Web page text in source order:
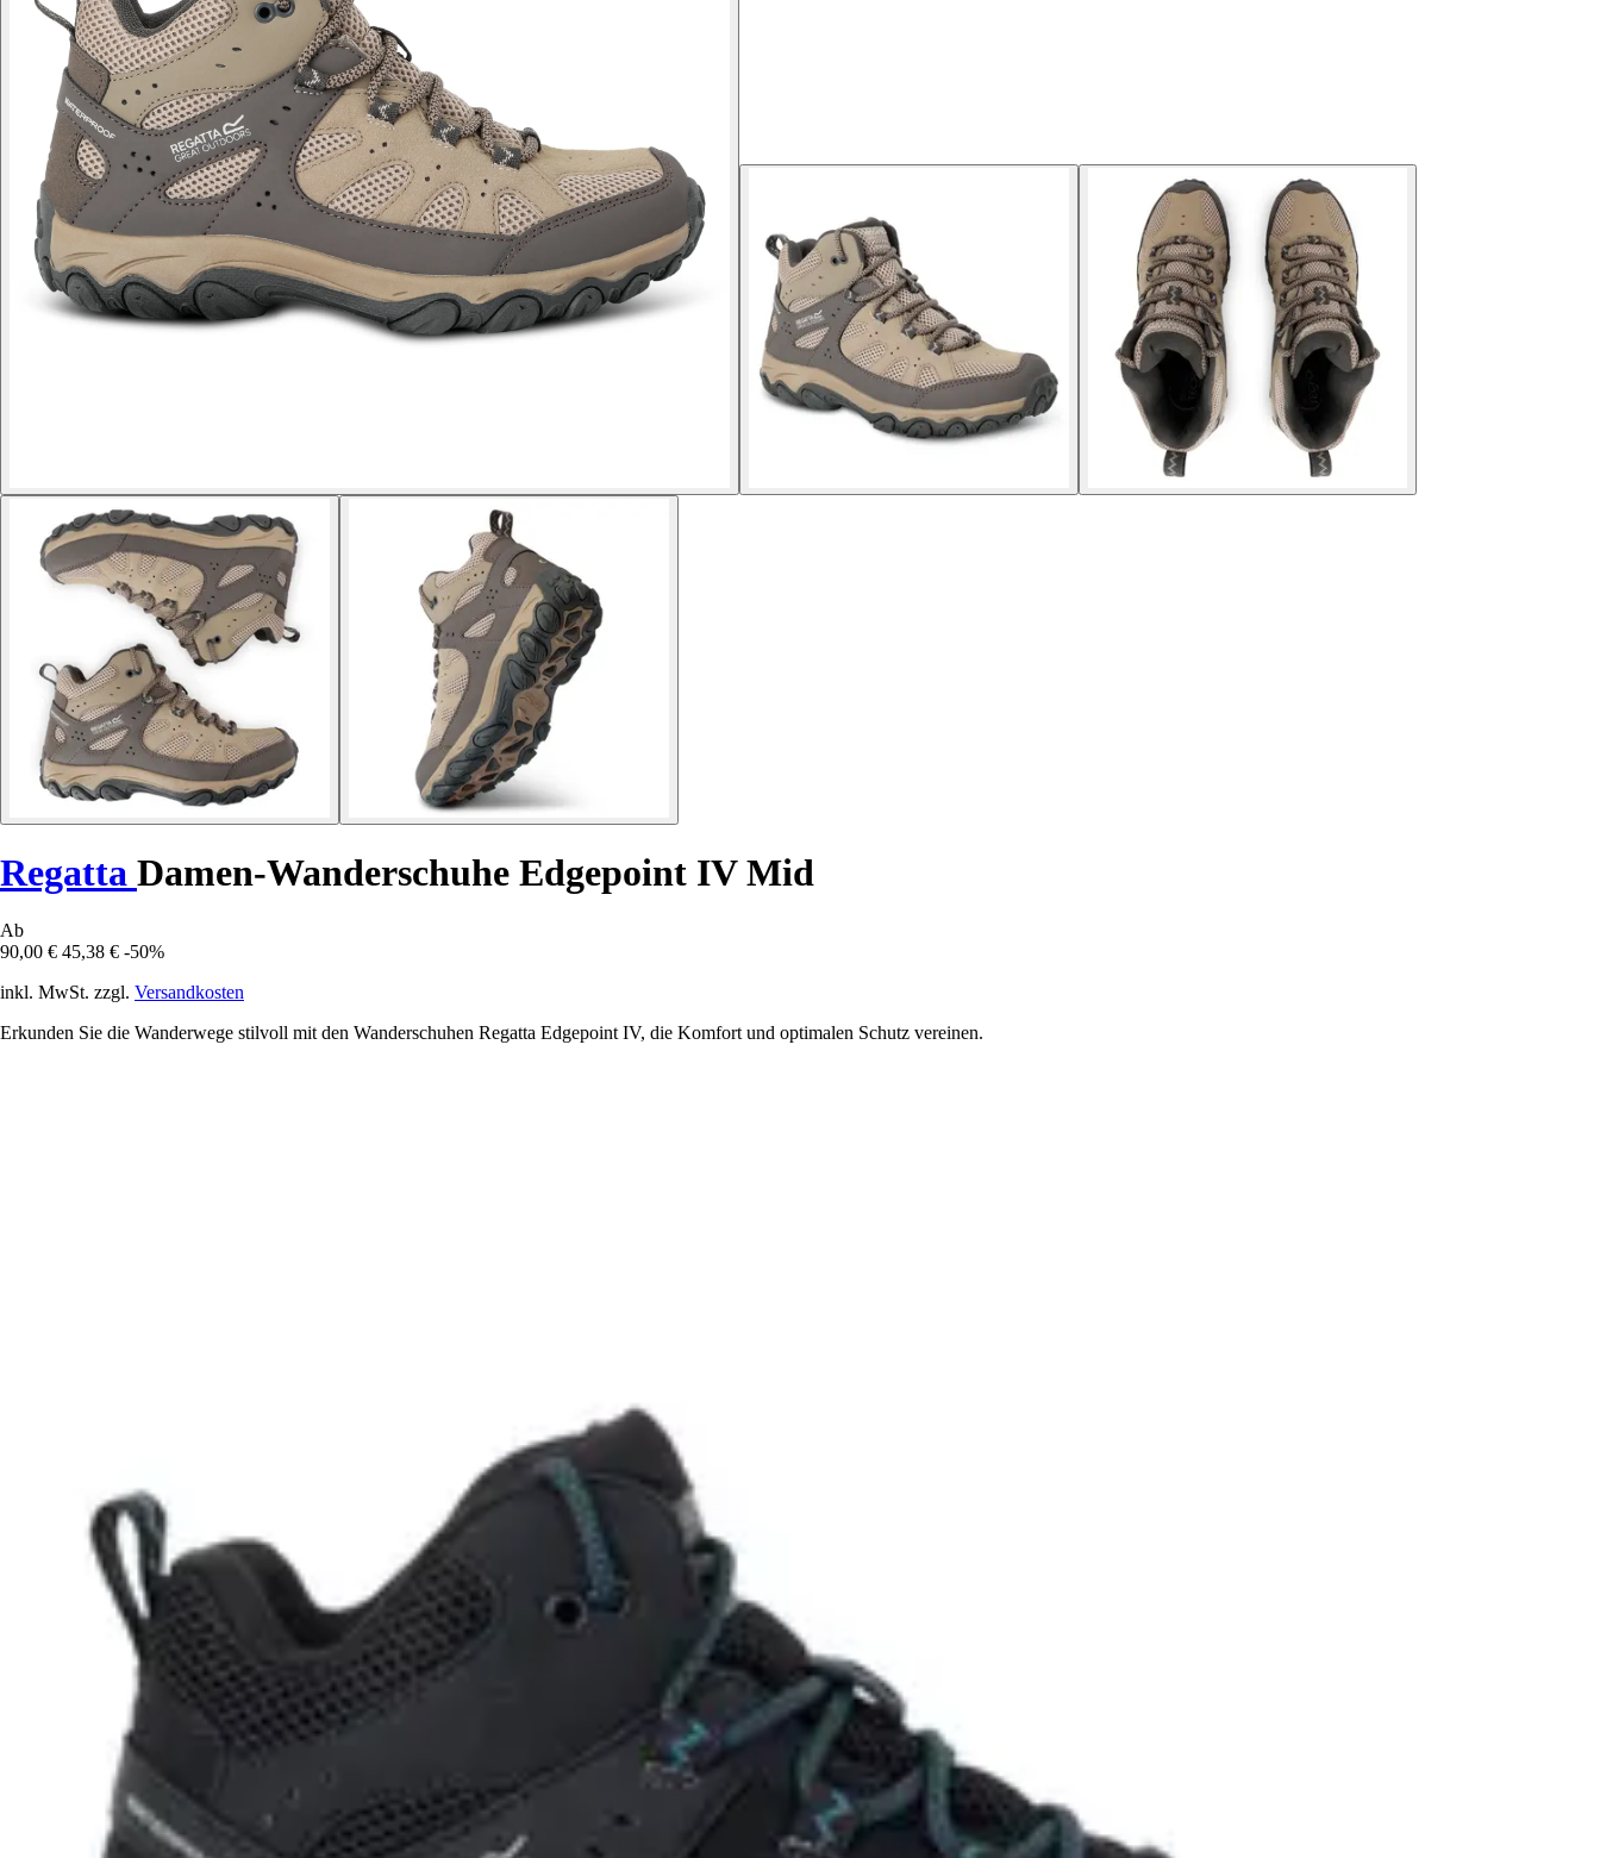
Regatta Damen-Wanderschuhe Edgepoint IV Mid
Ab
90,00 € 45,38 € -50%
inkl. MwSt. zzgl. Versandkosten
Erkunden Sie die Wanderwege stilvoll mit den Wanderschuhen Regatta Edgepoint IV, die Komfort und optimalen Schutz vereinen.